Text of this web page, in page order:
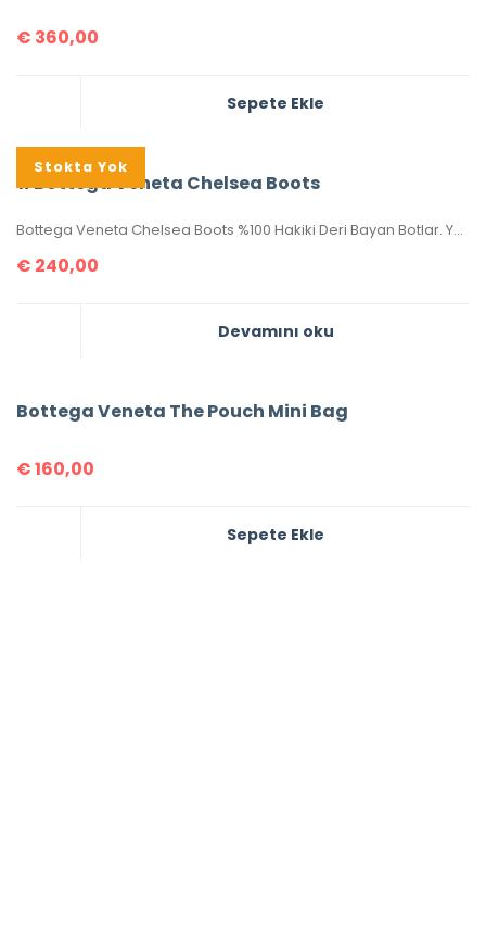
€ 360,00
Sepete Ekle
Stokta Yok
#Bottega Veneta Chelsea Boots
Bottega Veneta Chelsea Boots %100 Hakiki Deri Bayan Botlar. Yeni sezon modelidir. Ön gövde dikişleri Chevron motif kabartmalıdır. 36-37-38-39-40 numaralar mevcuttur. Kutulu, toz torbalı, sertifikalıdır.
€ 240,00
Devamını oku
Bottega Veneta The Pouch Mini Bag
€160,00
Sepete Ekle